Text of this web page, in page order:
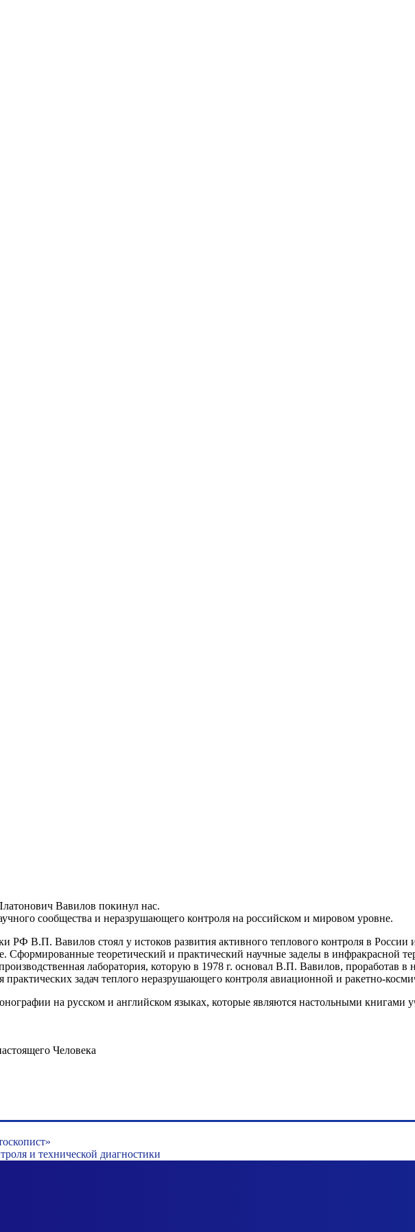
Вавилов покинул нас.
сообщества и неразрушающего контроля на российском и мировом уровне.
РФ В.П. Вавилов стоял у истоков развития активного теплового контроля в России
теоретический и практический научные заделы в инфракрасной
лаборатория, которую в 1978 г. основал В.П. Вавилов, проработав
практических задач теплого неразрушающего контроля авиационной и ракетно-
на русском и английском языках, которые являются настольными книгами
Человека
и технической диагностики